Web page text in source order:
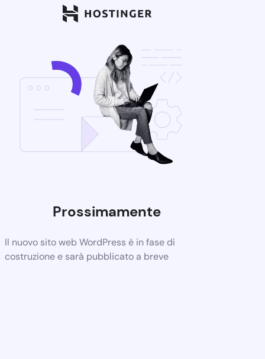
Prossimamente
Il nuovo sito web WordPress è in fase di
costruzione e sarà pubblicato a breve